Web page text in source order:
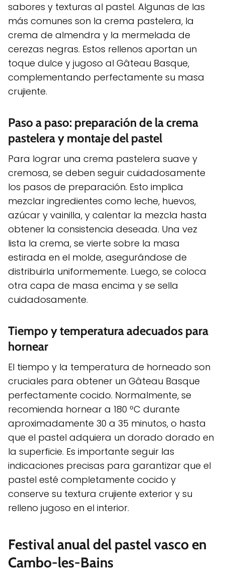
sabores y texturas al pastel. Algunas de las
más comunes son la crema pastelera, la
crema de almendra y la mermelada de
cerezas negras. Estos rellenos aportan un
toque dulce y jugoso al Gâteau Basque,
complementando perfectamente su masa
crujiente.
Paso a paso: preparación de la crema
pastelera y montaje del pastel
Para lograr una crema pastelera suave y
cremosa, se deben seguir cuidadosamente
los pasos de preparación. Esto implica
mezclar ingredientes como leche, huevos,
azúcar y vainilla, y calentar la mezcla hasta
obtener la consistencia deseada. Una vez
lista la crema, se vierte sobre la masa
estirada en el molde, asegurándose de
distribuirla uniformemente. Luego, se coloca
otra capa de masa encima y se sella
cuidadosamente.
Tiempo y temperatura adecuados para
hornear
El tiempo y la temperatura de horneado son
cruciales para obtener un Gâteau Basque
perfectamente cocido. Normalmente, se
recomienda hornear a 180 ºC durante
aproximadamente 30 a 35 minutos, o hasta
que el pastel adquiera un dorado dorado en
la superficie. Es importante seguir las
indicaciones precisas para garantizar que el
pastel esté completamente cocido y
conserve su textura crujiente exterior y su
relleno jugoso en el interior.
Festival anual del pastel vasco en
Cambo-les-Bains